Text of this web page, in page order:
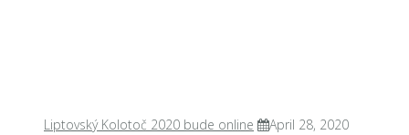
Liptovský Kolotoč 2020 bude online April 28, 2020